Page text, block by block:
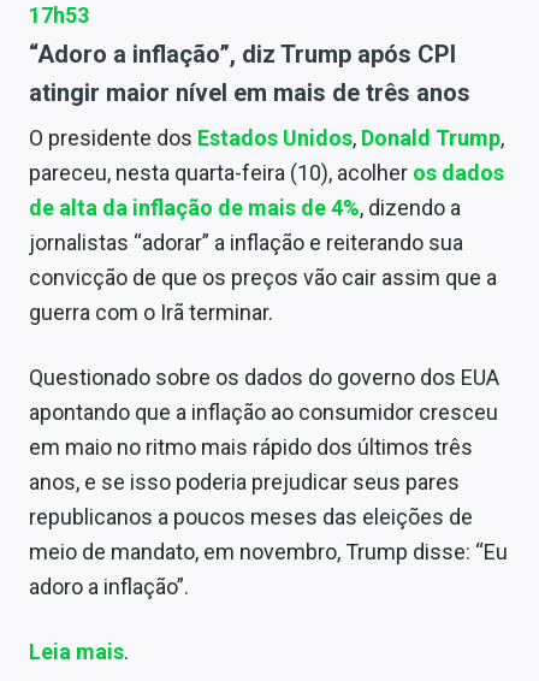
17h53
“Adoro a inflação”, diz Trump após CPI
atingir maior nível em mais de três anos
O presidente dos Estados Unidos, Donald Trump,
pareceu, nesta quarta-feira (10), acolher os dados
de alta da inflação de mais de 4%, dizendo a
jornalistas “adorar” a inflação e reiterando sua
convicção de que os preços vão cair assim que a
guerra com o Irã terminar.
Questionado sobre os dados do governo dos EUA
apontando que a inflação ao consumidor cresceu
em maio no ritmo mais rápido dos últimos três
anos, e se isso poderia prejudicar seus pares
republicanos a poucos meses das eleições de
meio de mandato, em novembro, Trump disse: “Eu
adoro a inflação”.
Leia mais.